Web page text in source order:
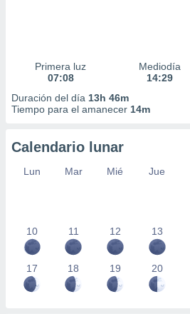
Primera luz
07:08
Mediodía
14:29
Duración del día 13h 46m
Tiempo para el amanecer 14m
Calendario lunar
Lun Mar Mié Jue
10 11 12 13
17 18 19 20